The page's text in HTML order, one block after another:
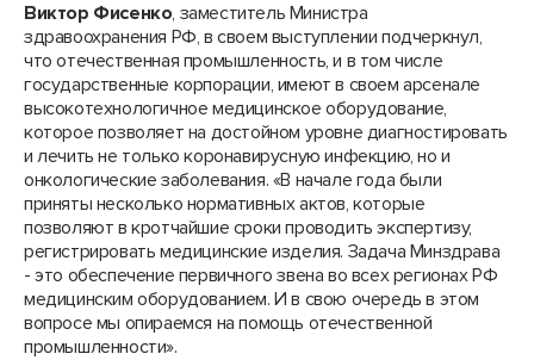
Виктор Фисенко, заместитель Министра
здравоохранения РФ, в своем выступлении подчеркнул,
что отечественная промышленность, и в том числе
государственные корпорации, имеют в своем арсенале
высокотехнологичное медицинское оборудование,
которое позволяет на достойном уровне диагностировать
и лечить не только коронавирусную инфекцию, но и
онкологические заболевания. «В начале года были
приняты несколько нормативных актов, которые
позволяют в кротчайшие сроки проводить экспертизу,
регистрировать медицинские изделия. Задача Минздрава
- это обеспечение первичного звена во всех регионах РФ
медицинским оборудованием. И в свою очередь в этом
вопросе мы опираемся на помощь отечественной
промышленности».